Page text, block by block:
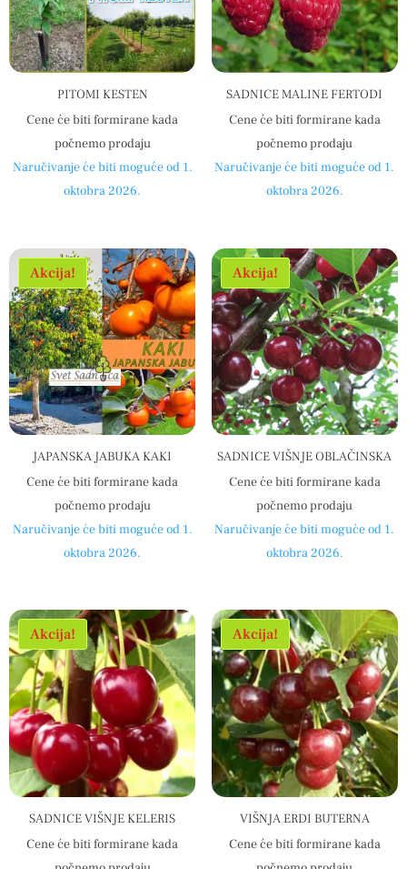
PITOMI KESTEN
Cene će biti formirane kada
počnemo prodaju
Naručivanje će biti moguće od 1.
oktobra 2026.
SADNICE MALINE FERTODI
Cene će biti formirane kada
počnemo prodaju
Naručivanje će biti moguće od 1.
oktobra 2026.
Akcija!
JAPANSKA JABUKA KAKI
Cene će biti formirane kada
počnemo prodaju
Naručivanje će biti moguće od 1.
oktobra 2026.
Akcija!
SADNICE VIŠNJE OBLAČINSKA
Cene će biti formirane kada
počnemo prodaju
Naručivanje će biti moguće od 1.
oktobra 2026.
Akcija!
SADNICE VIŠNJE KELERIS
Cene će biti formirane kada
Akcija!
VIŠNJA ERDI BUTERNA
Cene će biti formirane kada